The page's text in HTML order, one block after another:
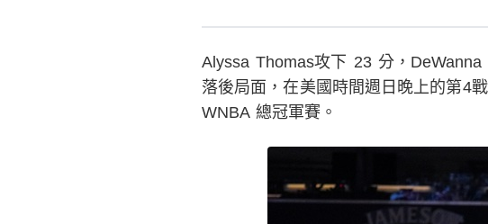
Alyssa Thomas攻下 23 分，
落後局面，在美國時間週日晚上的第4
WNBA 總冠軍賽。